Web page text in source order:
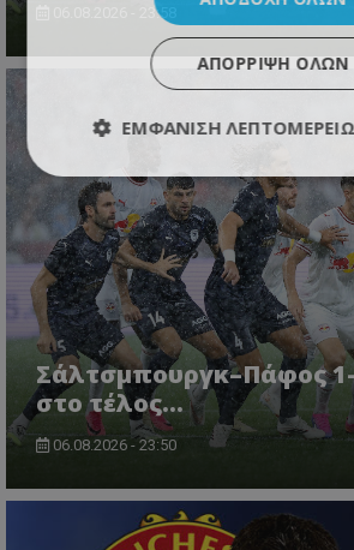
06.08.2026 - 23:58
Σάλτσμπουργκ–Πάφος
στο τέλος...
06.08.2026 - 23:50
ΑΠΌΡΡΙΨΗ ΌΛΩΝ
ΕΜΦΆΝΙΣΗ